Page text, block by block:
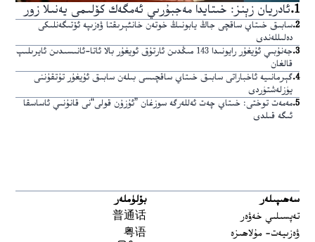
1
.ئادريان زېنز: خىتايدا مەجبۇرىي ئەمگەك كۆلىمى يەنىلا زور
2
.سابىق خىتاي ساقچى جاڭ يابونىڭ خوتەن خانئېرىقتا ۋەزىپە ئۆتىگەنلىكى
دەلىللەندى
3
.
جەنۇبىي ئۇيغۇر رايونىدا 143 مىڭدىن ئارتۇق ئويغۇر بالا ئاتا-ئانىسىدىن ئايرىلىپ
قالغان
4
.گېرمانىيە ئاخباراتى سابىق خىتاي ساقچىسى بىلەن سابىق ئۇيغۇر تۇتقۇننى
يۈزلەشتۈردى
5
.مەمەت توختى: خىتاي چەت ئەللەرگە سوزغان ”ئۇزۇن قولى“نى قانۇنىي ئاساسقا
ئىگە قىلدى
سەھىپىلەر
تەپسىلىي خەۋەر
ۋەزىيەت- مۇلاھىزە
بۆلۈملەر
普通话
粤语